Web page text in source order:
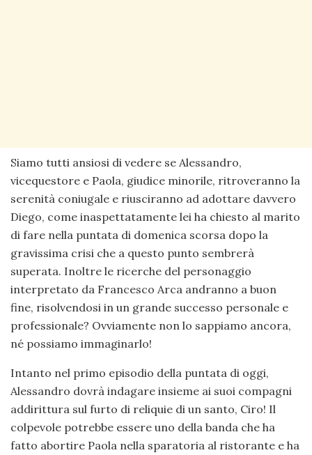
Siamo tutti ansiosi di vedere se Alessandro,
vicequestore e Paola, giudice minorile, ritroveranno la
serenità coniugale e riusciranno ad adottare davvero
Diego, come inaspettatamente lei ha chiesto al marito
di fare nella puntata di domenica scorsa dopo la
gravissima crisi che a questo punto sembrerà
superata. Inoltre le ricerche del personaggio
interpretato da Francesco Arca andranno a buon
fine, risolvendosi in un grande successo personale e
professionale? Ovviamente non lo sappiamo ancora,
né possiamo immaginarlo!
Intanto nel primo episodio della puntata di oggi,
Alessandro dovrà indagare insieme ai suoi compagni
addirittura sul furto di reliquie di un santo, Ciro! Il
colpevole potrebbe essere uno della banda che ha
fatto abortire Paola nella sparatoria al ristorante e ha